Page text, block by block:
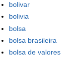
bolivar
bolivia
bolsa
bolsa brasileira
bolsa de valores